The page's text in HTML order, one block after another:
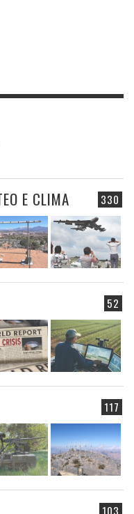
330
E CLIMA
52
117
103